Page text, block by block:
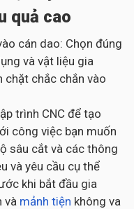
quả cao
cán dao: Chọn đúng
và vật liệu gia
chắc chắn vào
trình CNC để tạo
công việc bạn muốn
sâu cắt và các thông
và yêu cầu cụ thể
khi bắt đầu gia
và mảnh tiện không va